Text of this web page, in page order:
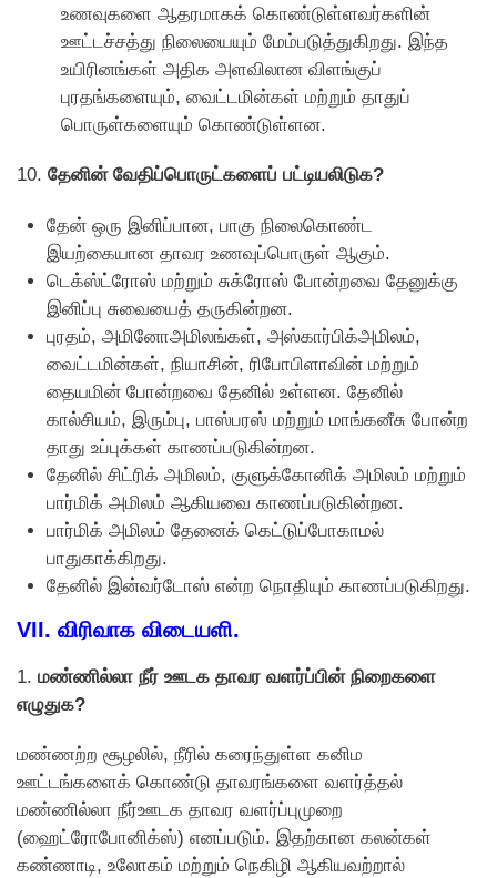
உணவுகளை ஆதரமாகக் கொண்டுள்ளவர்களின்
ஊட்டச்சத்து நிலையையும் மேம்படுத்துகிறது. இந்த
உயிரினங்கள் அதிக அளவிலான விளங்குப்
புரதங்களையும், வைட்டமின்கள் மற்றும் தாதுப்
பொருள்களையும் கொண்டுள்ளன.
10. தேனின் வேதிப்பொருட்களைப் பட்டியலிடுக?
தேன் ஒரு இனிப்பான, பாகு நிலைகொண்ட
இயற்கையான தாவர உணவுப்பொருள் ஆகும்.
டெக்ஸ்ட்ரோஸ் மற்றும் சுக்ரோஸ் போன்றவை தேனுக்கு
இனிப்பு சுவையைத் தருகின்றன.
புரதம், அமினோஅமிலங்கள், அஸ்கார்பிக்அமிலம்,
வைட்டமின்கள், நியாசின், ரிபோபிளாவின் மற்றும்
தையமின் போன்றவை தேனில் உள்ளன. தேனில்
கால்சியம், இரும்பு, பாஸ்பரஸ் மற்றும் மாங்கனீசு போன்ற
தாது உப்புக்கள் காணப்படுகின்றன.
தேனில் சிட்ரிக் அமிலம், குளுக்கோனிக் அமிலம் மற்றும்
பார்மிக் அமிலம் ஆகியவை காணப்படுகின்றன.
பார்மிக் அமிலம் தேனைக் கெட்டுப்போகாமல்
பாதுகாக்கிறது.
தேனில் இன்வர்டோஸ் என்ற நொதியும் காணப்படுகிறது.
VII. விரிவாக விடையளி.
1. மண்ணில்லா நீர் ஊடக தாவர வளர்ப்பின் நிறைகளை
எழுதுக?
மண்ணற்ற சூழலில், நீரில் கரைந்துள்ள கனிம
ஊட்டங்களைக் கொண்டு தாவரங்களை வளர்த்தல்
மண்ணில்லா நீர்ஊடக தாவர வளர்ப்புமுறை
(ஹைட்ரோபோனிக்ஸ்) எனப்படும். இதற்கான கலன்கள்
கண்ணாடி, உலோகம் மற்றும் நெகிழி ஆகியவற்றால்